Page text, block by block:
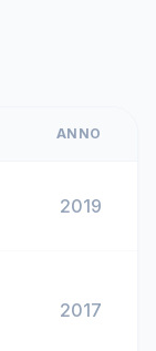
ANNO
2019
2017